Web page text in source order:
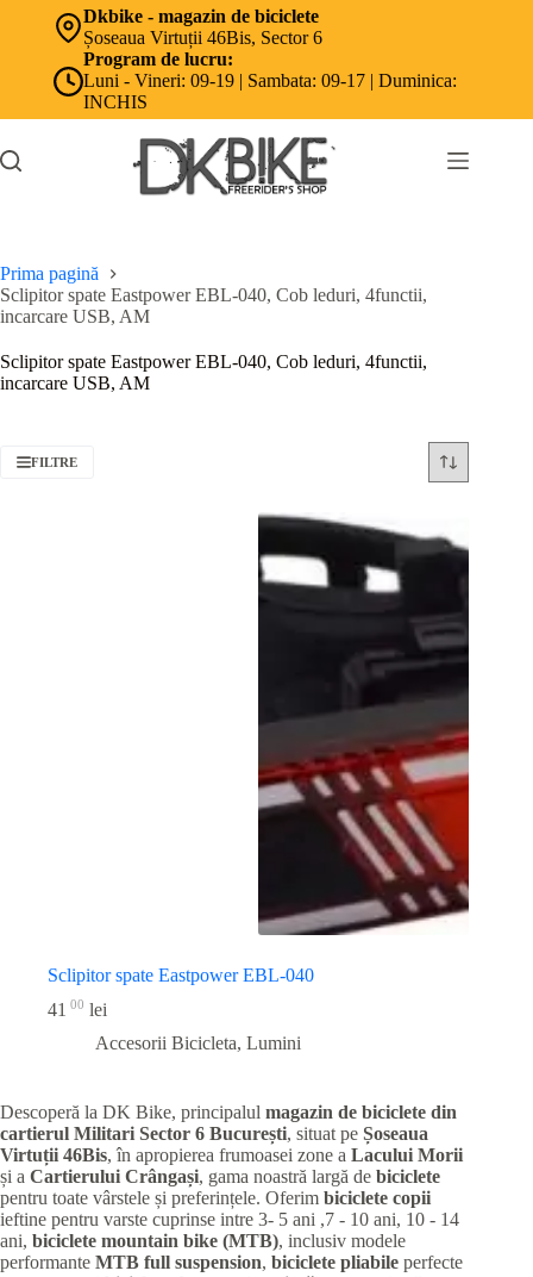
Dkbike - magazin de biciclete
Șoseaua Virtuții 46Bis, Sector 6
Program de lucru:
Luni - Vineri: 09-19 | Sambata: 09-17 | Duminica:
INCHIS
Prima pagină
Sclipitor spate Eastpower EBL-040, Cob leduri, 4functii,
incarcare USB, AM
Sclipitor spate Eastpower EBL-040, Cob leduri, 4functii,
incarcare USB, AM
FILTRE
Sclipitor spate Eastpower EBL-040
41 00 lei
Accesorii Bicicleta, Lumini
Descoperă la DK Bike, principalul magazin de biciclete din
cartierul Militari Sector 6 București, situat pe Șoseaua
Virtuții 46Bis, în apropierea frumoasei zone a Lacului Morii
și a Cartierului Crângași, gama noastră largă de biciclete
pentru toate vârstele și preferințele. Oferim biciclete copii
ieftine pentru varste cuprinse intre 3- 5 ani ,7 - 10 ani, 10 - 14
ani, biciclete mountain bike (MTB), inclusiv modele
performante MTB full suspension, biciclete pliabile perfecte